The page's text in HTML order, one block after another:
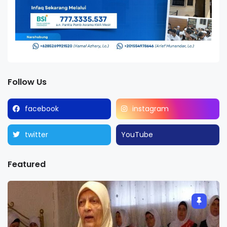
Follow Us
facebook instagram
twitter YouTube
Featured